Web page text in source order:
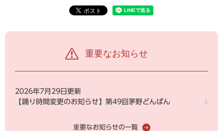
重要なお知らせ
2026年7月29日更新
【踊り時間変更のお知らせ】第49回茅野どんばん
重要なお知らせの一覧